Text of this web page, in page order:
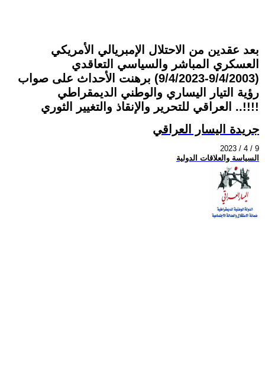
بعد عقدين من الاحتلال الإمبريالي الأمريكي
العسكري المباشر والسياسي التعاقدي
(9/4/2003-9/4/2023) برهنت الأحداث على صواب
رؤية التيار اليساري والوطني الديمقراطي
العراقي للتحرير والإنقاذ والتغيير الثوري ..!!!!
جريدة اليسار العراقي
2023 / 4 / 9
السياسة والعلاقات الدولية